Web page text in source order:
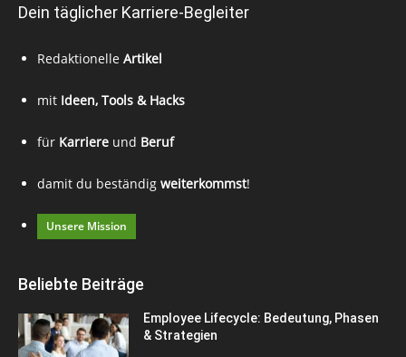
Dein täglicher Karriere-Begleiter
Redaktionelle Artikel
mit Ideen, Tools & Hacks
für Karriere und Beruf
damit du beständig weiterkommst!
Unsere Mission
Beliebte Beiträge
Employee Lifecycle: Bedeutung, Phasen
& Strategien